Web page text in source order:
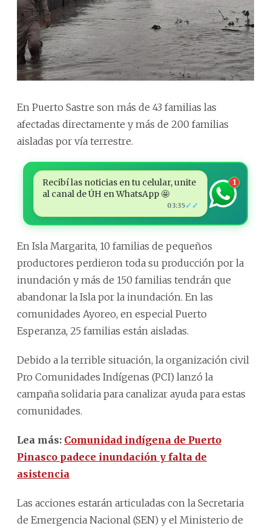
En Puerto Sastre son más de 43 familias las
afectadas directamente y más de 200 familias
aisladas por vía terrestre.
Recibí las noticias en tu celular, unite
al canal de ÚH en WhatsApp 🤩
03:35✓✓
1
En Isla Margarita, 10 familias de pequeños
productores perdieron toda su producción por la
inundación y más de 150 familias tendrán que
abandonar la Isla por la inundación. En las
comunidades Ayoreo, en especial Puerto
Esperanza, 25 familias están aisladas.
Debido a la terrible situación, la organización civil
Pro Comunidades Indígenas (PCI) lanzó la
campaña solidaria para canalizar ayuda para estas
comunidades.
Lea más: Comunidad indígena de Puerto
Pinasco padece inundación y falta de
asistencia
Las acciones estarán articuladas con la Secretaria
de Emergencia Nacional (SEN) y el Ministerio de